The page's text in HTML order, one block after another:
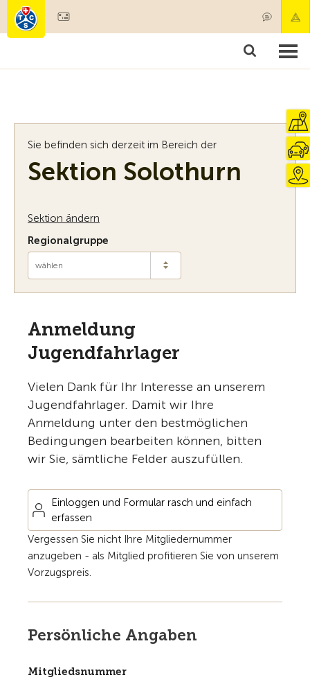
Mitgliedschaft & Leistungen
Sie befinden sich derzeit im Bereich der
Sektion Solothurn
Sektion ändern
Regionalgruppe
wählen
Anmeldung
Jugendfahrlager
Vielen Dank für Ihr Interesse an unserem
Jugendfahrlager. Damit wir Ihre
Anmeldung unter den bestmöglichen
Bedingungen bearbeiten können, bitten
wir Sie, sämtliche Felder auszufüllen.
Einloggen und Formular rasch und einfach
erfassen
Vergessen Sie nicht Ihre Mitgliedernummer
anzugeben - als Mitglied profitieren Sie von unserem
Vorzugspreis.
Persönliche Angaben
Mitgliedsnummer